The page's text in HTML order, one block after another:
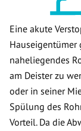
Eine akute
Hauseigentümer
naheliegendes
am Deister zu
oder in seiner
Spülung des
Vorteil. Da die